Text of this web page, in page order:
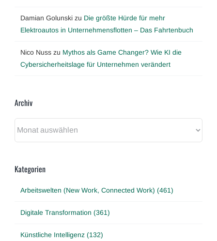
Damian Golunski zu Die größte Hürde für mehr
Elektroautos in Unternehmensflotten – Das Fahrtenbuch
Nico Nuss zu Mythos als Game Changer? Wie KI die
Cybersicherheitslage für Unternehmen verändert
Archiv
Kategorien
Arbeitswelten (New Work, Connected Work) (461)
Digitale Transformation (361)
Künstliche Intelligenz (132)